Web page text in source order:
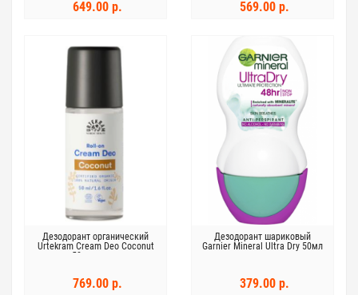
649.00 р. 569.00 р.
Дезодорант органический
Urtekram Cream Deo Coconut
50мл кокос
769.00 р.
Дезодорант шариковый
Garnier Mineral Ultra Dry 50мл
379.00 р.